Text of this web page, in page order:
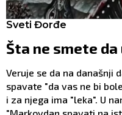
Sveti Đorđe
Šta ne smete
Veruje se da na današnji
spavate "da vas ne bi
i za njega ima "leka". U